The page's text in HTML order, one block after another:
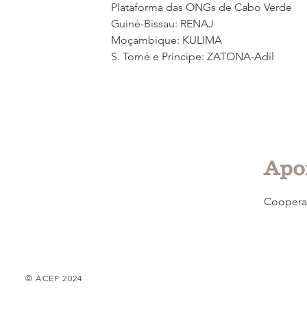
Plataforma das ONGs de Cabo Verde
Guiné-Bissau: RENAJ
Moçambique: KULIMA
S. Tomé e Príncipe: ZATONA-Adil
© ACEP 2024